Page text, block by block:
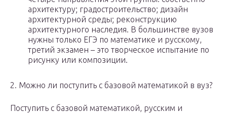
архитектуру; градостроительство; дизайн
архитектурной среды; реконструкцию
архитектурного наследия. В большинстве вузов
нужны только ЕГЭ по математике и русскому,
третий экзамен – это творческое испытание по
рисунку или композиции.
2. Можно ли поступить с базовой математикой в вуз?
Поступить с базовой математикой, русским и